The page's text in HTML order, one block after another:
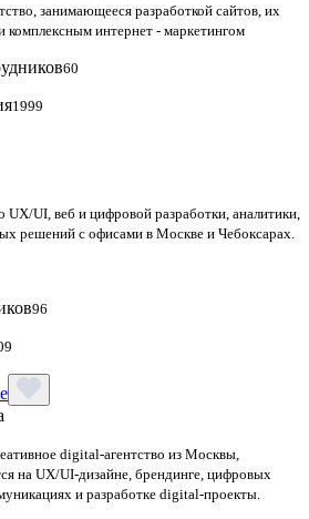
занимающееся разработкой сайтов, их
комплексным интернет - маркетингом
60
1999
UX/UI, веб и цифровой разработки, аналитики,
решений с офисами в Москве и Чебоксарах.
96
digital‑агентство из Москвы,
на UX/UI‑дизайне, брендинге, цифровых
и разработке digital‑проекты.